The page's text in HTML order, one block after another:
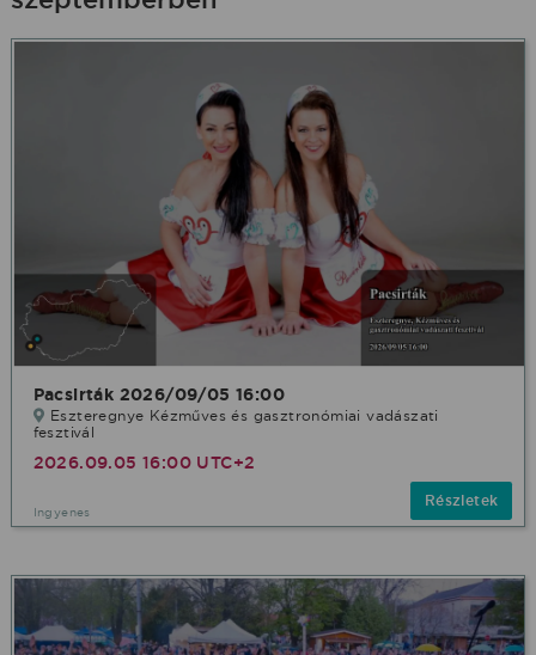
Pacsirták 2026/09/05 16:00
Eszteregnye Kézműves és gasztronómiai vadászati
fesztivál
2026.09.05 16:00 UTC+2
Ingyenes
Részletek